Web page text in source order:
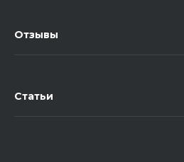
Отзывы
Статьи